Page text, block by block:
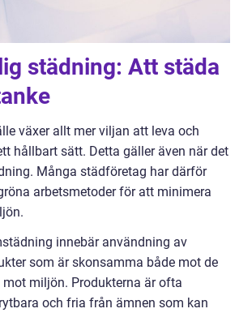
städning: Att städa
växer allt mer viljan att leva och
hållbart sätt. Detta gäller även när det
Många städföretag har därför
arbetsmetoder för att minimera
innebär användning av
som är skonsamma både mot de
miljön. Produkterna är ofta
och fria från ämnen som kan